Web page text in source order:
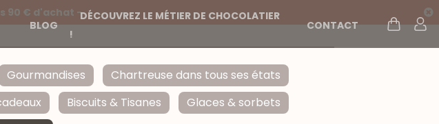
BLOG
DÉCOUVREZ LE MÉTIER DE CHOCOLATIER
!
CONTACT
90 € d'achat -
Gourmandises
Chartreuse dans tous ses états
Biscuits & Tisanes
Glaces & sorbets